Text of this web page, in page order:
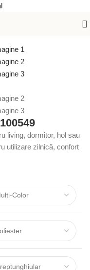
living, dormitor, hol sau
utilizare zilnică, confort